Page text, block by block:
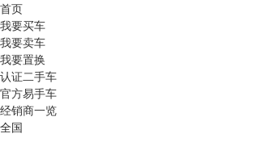
首页
我要买车
我要卖车
我要置换
认证二手车
官方易手车
经销商一览
全国